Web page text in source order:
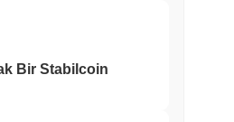
Bir Stabilcoin